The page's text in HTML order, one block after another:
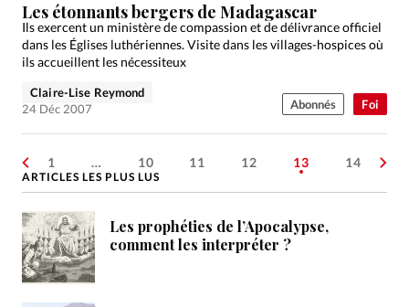
Foi
Les étonnants bergers de Madagascar
Ils exercent un ministère de compassion et de délivrance officiel
dans les Églises luthériennes. Visite dans les villages-hospices où
ils accueillent les nécessiteux
Claire-Lise Reymond
24 Déc 2007
Abonnés
1 … 10 11 12 13 14
ARTICLES LES PLUS LUS
Les prophéties de l’Apocalypse,
comment les interpréter ?